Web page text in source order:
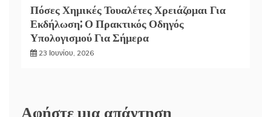
Πόσες Χημικές Τουαλέτες Χρειάζομαι Για
Εκδήλωση; Ο Πρακτικός Οδηγός
Υπολογισμού Για Σήμερα
23 Ιουνίου, 2026
Αφήστε μια απάντηση